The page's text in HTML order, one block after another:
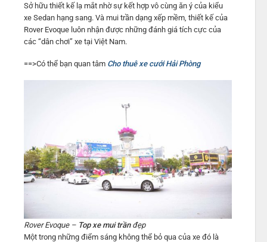
Sở hữu thiết kế lạ mắt nhờ sự kết hợp vô cùng ăn ý của kiểu
xe Sedan hạng sang. Và mui trần dạng xếp mềm, thiết kế của
Rover Evoque luôn nhận được những đánh giá tích cực của
các “dân chơi” xe tại Việt Nam.
==>Có thể bạn quan tâm Cho thuê xe cưới Hải Phòng
Rover Evoque –Top xe mui trầnđẹp
Một trong những điểm sáng không thể bỏ qua của xe đó là